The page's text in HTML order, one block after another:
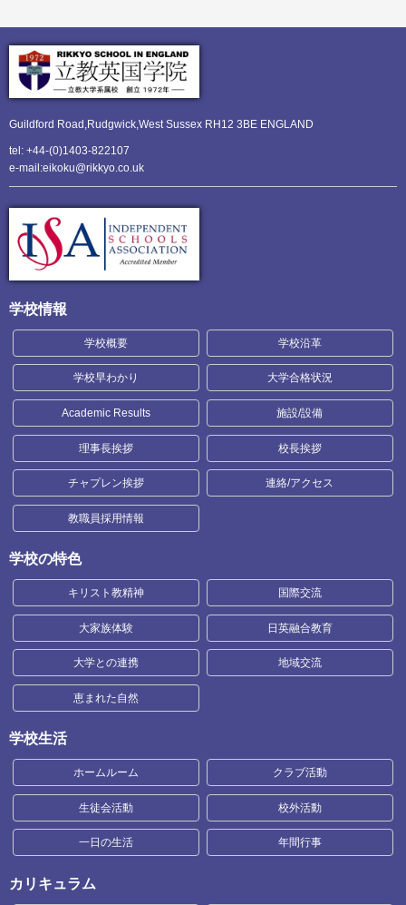
Guildford Road,Rudgwick,West Sussex RH12 3BE ENGLAND
tel: +44-(0)1403-822107
e-mail:eikoku@rikkyo.co.uk
学校情報
学校概要 学校沿革
学校早わかり 大学合格状況
Academic Results 施設/設備
理事長挨拶 校長挨拶
チャプレン挨拶 連絡/アクセス
教職員採用情報
学校の特色
キリスト教精神 国際交流
大家族体験 日英融合教育
大学との連携 地域交流
恵まれた自然
学校生活
ホームルーム クラブ活動
生徒会活動 校外活動
一日の生活 年間行事
カリキュラム